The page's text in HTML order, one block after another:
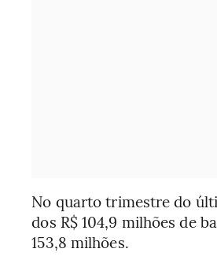
No quarto trimestre do
dos R$ 104,9 milhões de
153,8 milhões.